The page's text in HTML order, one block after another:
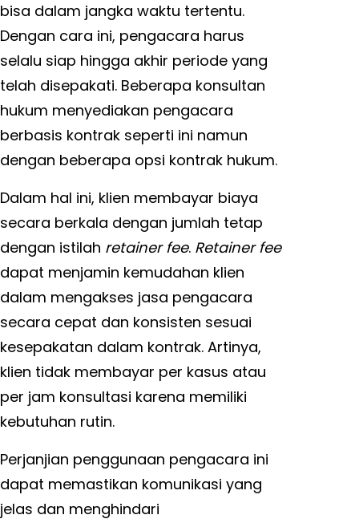
bisa dalam jangka waktu tertentu.
Dengan cara ini, pengacara harus
selalu siap hingga akhir periode yang
telah disepakati. Beberapa konsultan
hukum menyediakan pengacara
berbasis kontrak seperti ini namun
dengan beberapa opsi kontrak hukum.
Dalam hal ini, klien membayar biaya
secara berkala dengan jumlah tetap
dengan istilah retainer fee. Retainer fee
dapat menjamin kemudahan klien
dalam mengakses jasa pengacara
secara cepat dan konsisten sesuai
kesepakatan dalam kontrak. Artinya,
klien tidak membayar per kasus atau
per jam konsultasi karena memiliki
kebutuhan rutin.
Perjanjian penggunaan pengacara ini
dapat memastikan komunikasi yang
jelas dan menghindari